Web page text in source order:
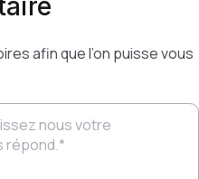
afin que l’on puisse vous